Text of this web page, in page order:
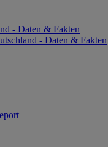
- Daten & Fakten
- Daten & Fakten